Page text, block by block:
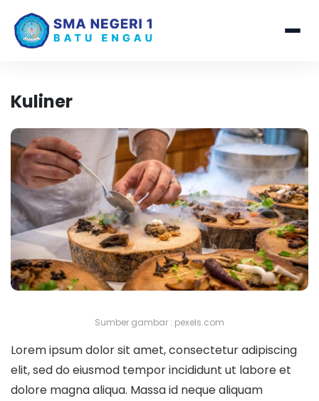
Kuliner
Sumber gambar : pexels.com
Lorem ipsum dolor sit amet, consectetur adipiscing
elit, sed do eiusmod tempor incididunt ut labore et
dolore magna aliqua. Massa id neque aliquam